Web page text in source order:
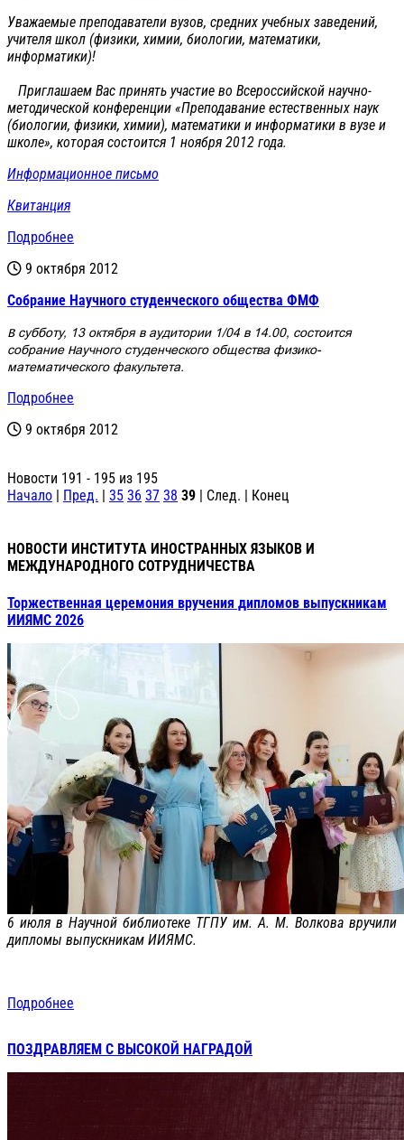
Уважаемые преподаватели вузов, средних учебных заведений,
учителя школ (физики, химии, биологии, математики,
информатики)!
Приглашаем Вас принять участие во Всероссийской научно-
методической конференции «Преподавание естественных наук
(биологии, физики, химии), математики и информатики в вузе и
школе», которая состоится 1 ноября 2012 года.
Информационное письмо
Квитанция
Подробнее
9 октября 2012
Cобрание Научного студенческого общества ФМФ
В субботу, 13 октября в аудитории 1/04 в 14.00, состоится
собрание Научного студенческого общества физико-
математического факультета.
Подробнее
9 октября 2012
Новости 191 - 195 из 195
Начало | Пред. | 35 36 37 38 39 | След. | Конец
НОВОСТИ ИНСТИТУТА ИНОСТРАННЫХ ЯЗЫКОВ И
МЕЖДУНАРОДНОГО СОТРУДНИЧЕСТВА
Торжественная церемония вручения дипломов выпускникам
ИИЯМС 2026
6 июля в Научной библиотеке ТГПУ им. А. М. Волкова вручили
дипломы выпускникам ИИЯМС.
Подробнее
ПОЗДРАВЛЯЕМ С ВЫСОКОЙ НАГРАДОЙ